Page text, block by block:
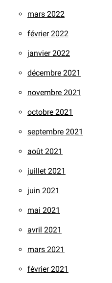
mars 2022
février 2022
janvier 2022
décembre 2021
novembre 2021
octobre 2021
septembre 2021
août 2021
juillet 2021
juin 2021
mai 2021
avril 2021
mars 2021
février 2021